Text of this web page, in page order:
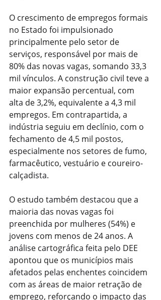
O crescimento de empregos formais
no Estado foi impulsionado
principalmente pelo setor de
serviços, responsável por mais de
80% das novas vagas, somando 33,3
mil vínculos. A construção civil teve a
maior expansão percentual, com
alta de 3,2%, equivalente a 4,3 mil
empregos. Em contrapartida, a
indústria seguiu em declínio, com o
fechamento de 4,5 mil postos,
especialmente nos setores de fumo,
farmacêutico, vestuário e coureiro-
calçadista.
O estudo também destacou que a
maioria das novas vagas foi
preenchida por mulheres (54%) e
jovens com menos de 24 anos. A
análise cartográfica feita pelo DEE
apontou que os municípios mais
afetados pelas enchentes coincidem
com as áreas de maior retração de
emprego, reforçando o impacto das